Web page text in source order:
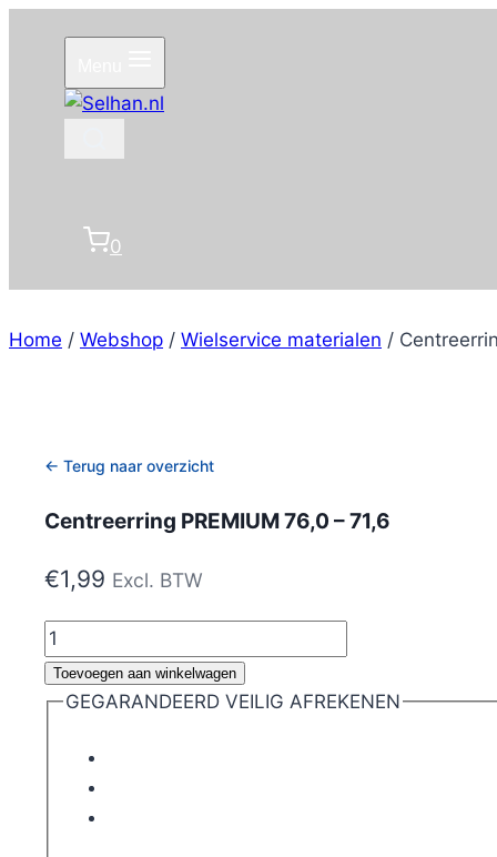
inhoud
0
Home / Webshop / Wielservice materialen /
← Terug naar overzicht
Centreerring PREMIUM 76,0 – 71,6
€1,99 Excl. BTW
Centreerring
PREMIUM
76,0
aantal
Toevoegen aan winkelwagen
GEGARANDEERD VEILIG AFREKENEN